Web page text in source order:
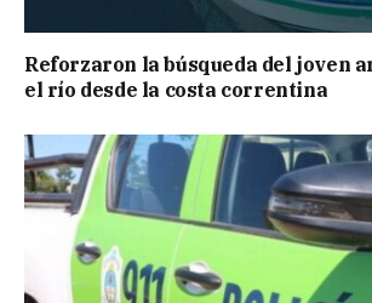
Reforzaron la búsqueda del joven
el río desde la costa correntina